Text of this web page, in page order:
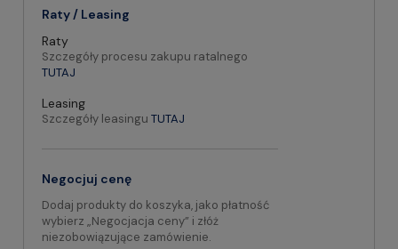
Raty / Leasing
Raty
Szczegóły procesu zakupu ratalnego
TUTAJ
Leasing
Szczegóły leasingu TUTAJ
Negocjuj cenę
Dodaj produkty do koszyka, jako płatność
wybierz „Negocjacja ceny” i złóż
niezobowiązujące zamówienie.